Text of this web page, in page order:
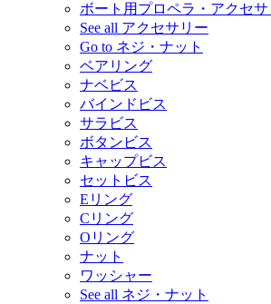
ボート用プロペラ・アクセサ
See all アクセサリー
Go to ネジ・ナット
ベアリング
ナベビス
バインドビス
サラビス
ボタンビス
キャップビス
セットビス
Eリング
Cリング
Oリング
ナット
ワッシャー
See all ネジ・ナット